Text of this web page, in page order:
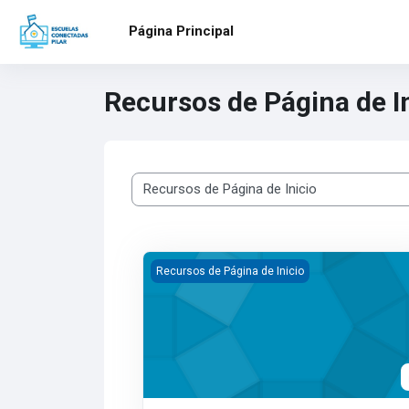
Página Principal
Recursos de Página de
Categorías
Club Municipal de Tecnología
Recursos de Página de Inicio